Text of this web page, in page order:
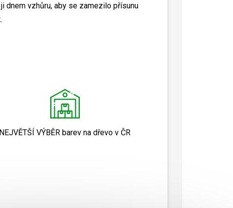
dnem vzhůru, aby se zamezilo přísunu
NEJVĚTŠÍ VÝBĚRbarev na dřevo v ČR